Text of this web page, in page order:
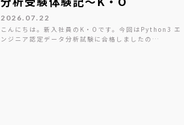
2026.07.22
こんにちは。新入社員のK・Oです。今回はPython3 エ
ンジニア認定データ分析試験に合格しましたの…